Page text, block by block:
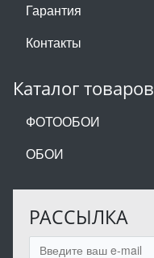
Гарантия
Контакты
Каталог товаров
ФОТООБОИ
ОБОИ
РАССЫЛКА